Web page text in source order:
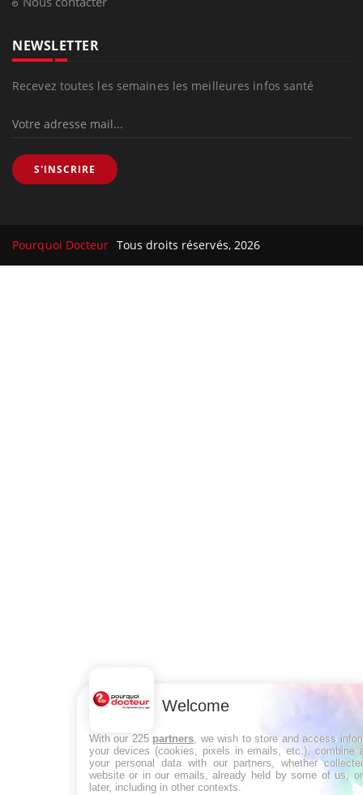
NEWSLETTER
Recevez toutes les semaines les meilleures infos santé
S'INSCRIRE
Pourquoi Docteur Tous droits réservés, 2026
Welcome
With our 225 partners , we wish to store and access
your devices (cookies, pixels in emails, etc.), combine
your personal data with our partners, whether
website or in our emails, already held by some of us,
later, including in other contexts.